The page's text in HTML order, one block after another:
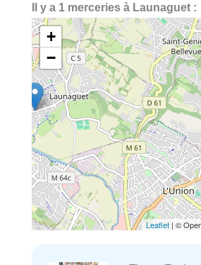
Il y a 1 merceries à Launaguet :
+
−
Leaflet | ©